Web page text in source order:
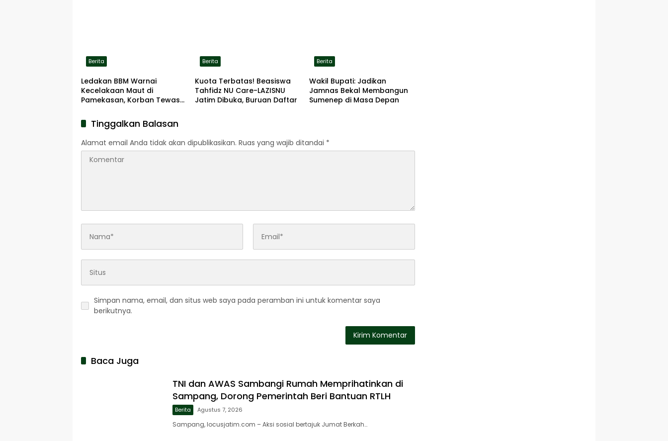
Berita
Ledakan BBM Warnai
Kecelakaan Maut di
Pamekasan, Korban Tewas
Berita
Kuota Terbatas! Beasiswa
Tahfidz NU Care-LAZISNU
Jatim Dibuka, Buruan Daftar
Berita
Wakil Bupati: Jadikan
Jamnas Bekal Membangun
Sumenep di Masa Depan
Tinggalkan Balasan
Alamat email Anda tidak akan dipublikasikan. Ruas yang wajib ditandai *
Simpan nama, email, dan situs web saya pada peramban ini untuk komentar saya
berikutnya.
Baca Juga
TNI dan AWAS Sambangi Rumah Memprihatinkan di
Sampang, Dorong Pemerintah Beri Bantuan RTLH
Berita Agustus 7, 2026
Sampang, locusjatim.com – Aksi sosial bertajuk Jumat Berkah…